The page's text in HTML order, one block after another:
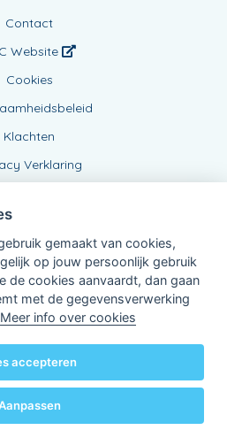
Contact
Website
Cookies
Klachten
Verklaring
BE0437999639
nv
- RPR Leuven
KBC-Agent(versie 3.21.0)
rechten voorbehouden
gemaakt van cookies,
op jouw persoonlijk gebruik
de cookies aanvaardt, dan gaan
met de gegevensverwerking
Meer info over cookies
accepteren